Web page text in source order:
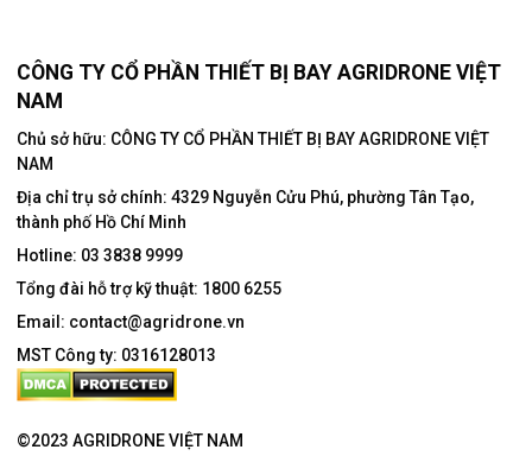
CÔNG TY CỔ PHẦN THIẾT BỊ BAY AGRIDRONE VIỆT
NAM
Chủ sở hữu: CÔNG TY CỔ PHẦN THIẾT BỊ BAY AGRIDRONE VIỆT
NAM
Địa chỉ trụ sở chính: 4329 Nguyễn Cửu Phú, phường Tân Tạo,
thành phố Hồ Chí Minh
Hotline: 03 3838 9999
Tổng đài hỗ trợ kỹ thuật: 1800 6255
Email: contact@agridrone.vn
MST Công ty: 0316128013
©2023 AGRIDRONE VIỆT NAM